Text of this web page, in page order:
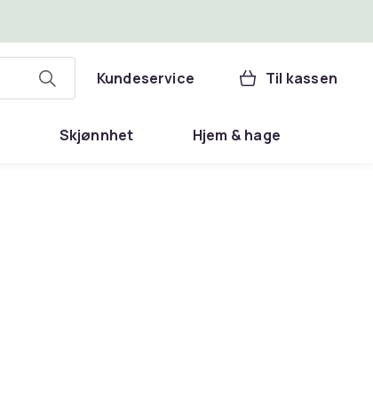
Kundeservice Til kassen
Skjønnhet Hjem & hage